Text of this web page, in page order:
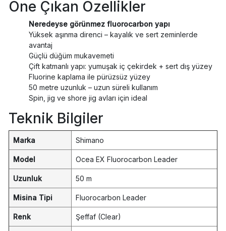
Öne Çıkan Özellikler
Neredeyse görünmez fluorocarbon yapı
Yüksek aşınma direnci – kayalık ve sert zeminlerde
avantaj
Güçlü düğüm mukavemeti
Çift katmanlı yapı: yumuşak iç çekirdek + sert dış yüzey
Fluorine kaplama ile pürüzsüz yüzey
50 metre uzunluk – uzun süreli kullanım
Spin, jig ve shore jig avları için ideal
Teknik Bilgiler
Marka Shimano
Model Ocea EX Fluorocarbon Leader
Uzunluk 50 m
Misina Tipi Fluorocarbon Leader
Renk Şeffaf (Clear)